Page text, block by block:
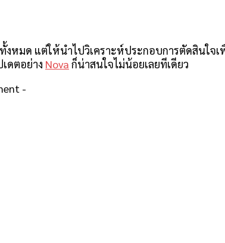
หมด แต่ให้นำไปวิเคราะห์ประกอบการตัดสินใจเ
ดตอย่าง Nova ก็น่าสนใจไม่น้อยเลยทีเดียว
-